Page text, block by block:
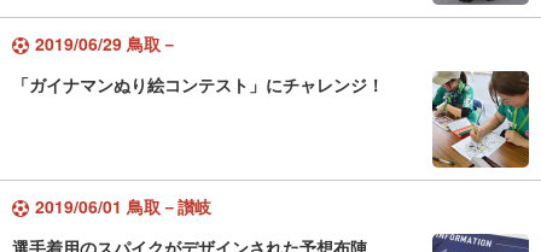
2019/06/29 鳥取－
「ガイナマンぬり絵コンテスト」にチャレンジ！
2019/06/01 鳥取－讃岐
選手着用のスパイクがデザインされた予想布陣